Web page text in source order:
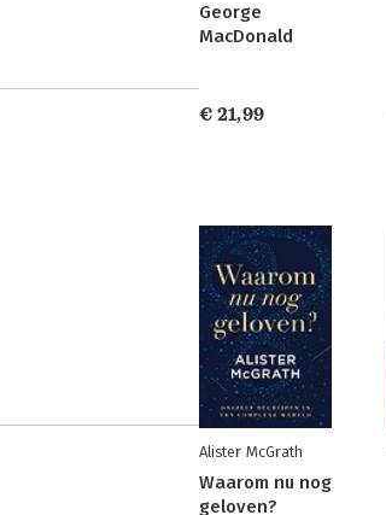
George
MacDonald
€ 21,99
Alister McGrath
Waarom nu nog
geloven?